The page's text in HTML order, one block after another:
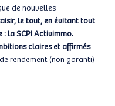
de nouvelles
le tout, en évitant tout
la SCPI Activimmo.
claires et affirmés
rendement (non garanti)